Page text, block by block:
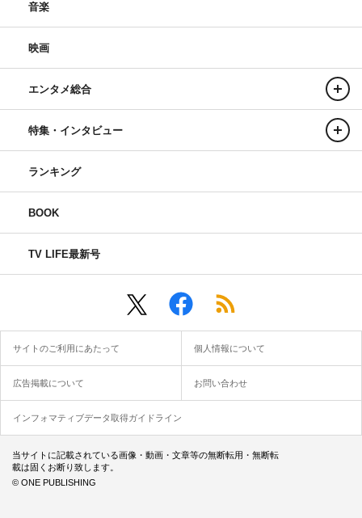
音楽
映画
エンタメ総合
特集・インタビュー
ランキング
BOOK
TV LIFE最新号
サイトのご利用にあたって 個人情報について
広告掲載について お問い合わせ
インフォマティブデータ取得ガイドライン
当サイトに記載されている画像・動画・文章等の無断転用・無断転
載は固くお断り致します。
© ONE PUBLISHING